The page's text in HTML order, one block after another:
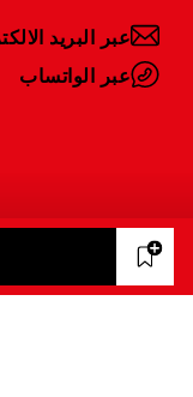
عبر البريد
عبر الواتساب